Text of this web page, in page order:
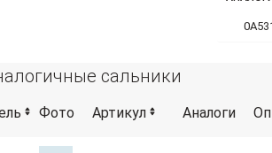
сальники
Фото Артикул Аналоги